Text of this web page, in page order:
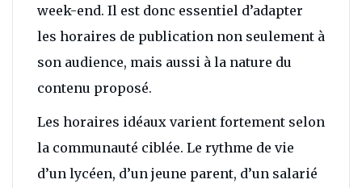
week-end. Il est donc essentiel d’adapter
les horaires de publication non seulement à
son audience, mais aussi à la nature du
contenu proposé.
Les horaires idéaux varient fortement selon
la communauté ciblée. Le rythme de vie
d’un lycéen, d’un jeune parent, d’un salarié